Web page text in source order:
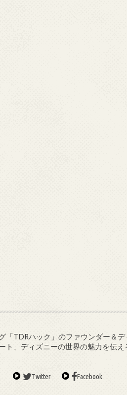
「TDRハック」のファウンダー＆
ト、ディズニーの世界の魅力を伝え
Twitter Facebook